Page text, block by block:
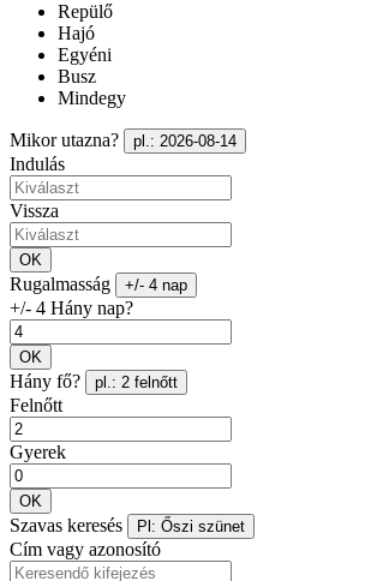
Repülő
Hajó
Egyéni
Busz
Mindegy
Mikor utazna? pl.: 2026-08-14
Indulás
Vissza
OK
Rugalmasság +/- 4 nap
+/- 4 Hány nap?
OK
Hány fő? pl.: 2 felnőtt
Felnőtt
Gyerek
OK
Szavas keresés Pl: Őszi szünet
Cím vagy azonosító